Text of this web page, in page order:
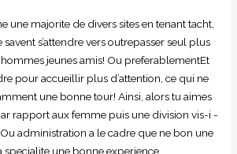
une majorite de divers sites en tenant tacht,
s’attendre vers outrepasser seul plus
jeunes amis! Ou preferablementEt
pour accueillir plus d’attention, ce qui ne
une bonne tour! Ainsi, alors tu aimes
rapport aux femme puis une division vis-i -
administration a le cadre que ne bon une
specialite une bonne experience.